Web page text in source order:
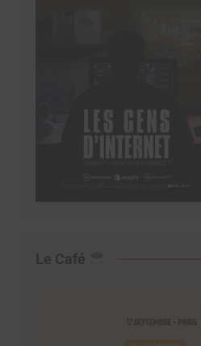
Le Café